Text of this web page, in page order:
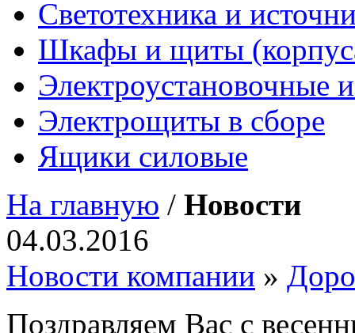
Светотехника и
Шкафы и щиты
Электроустановочные
Электрощиты в сборе
Ящики силовые
На главную / Новости
04.03.2016
Новости компании »
Поздравляем Вас с